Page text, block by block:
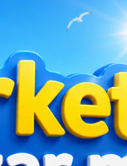
користење